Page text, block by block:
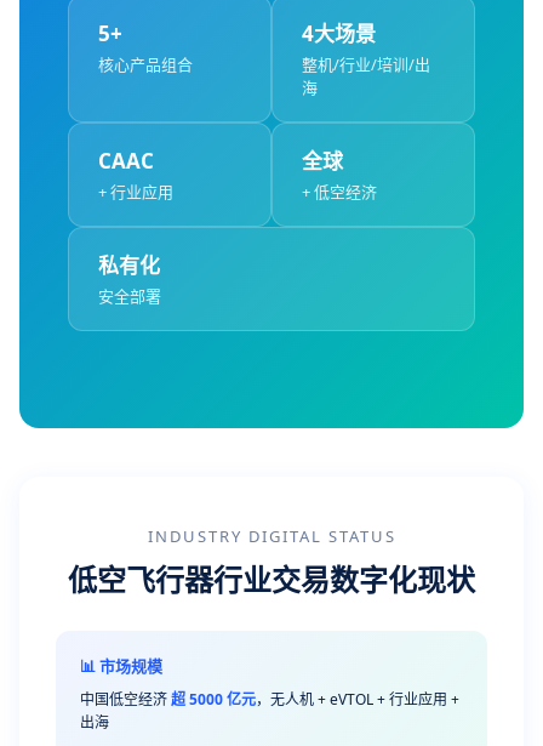
5+
核心产品组合
4大场景
整机/行业/培训/出
海
CAAC
+ 行业应用
全球
+ 低空经济
私有化
安全部署
INDUSTRY DIGITAL STATUS
低空飞行器行业交易数字化现状
📊 市场规模
中国低空经济超 5000 亿元，无人机 + eVTOL + 行业应用 +
出海